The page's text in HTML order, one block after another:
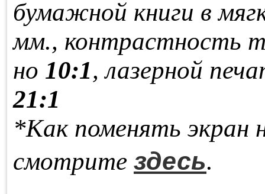
бу­маж­ной кни­ги в
мм., кон­траст­ность
но 10:1, ла­зер­ной
21:1
*Как поменять экран
смотрите здесь.